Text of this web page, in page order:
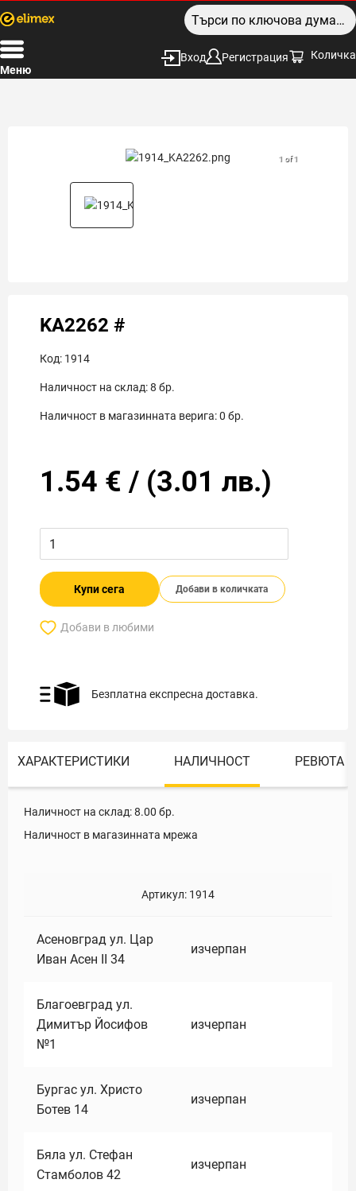
Меню
Вход Регистрация Количка
1 of 1
KA2262 #
Код: 1914
Наличност на склад:8 бр.
Наличност в магазинната верига:0 бр.
1.54 € / (3.01 лв.)
Купи сега Добави в количката
Добави в любими
Безплатна експресна доставка.
ХАРАКТЕРИСТИКИ НАЛИЧНОСТ РЕВЮТА
Наличност на склад:8.00 бр.
Наличност в магазинната мрежа
Артикул: 1914
Асеновград ул. Цар
Иван Асен II 34
изчерпан
Благоевград ул.
Димитър Йосифов
№1
изчерпан
Бургас ул. Христо
Ботев 14
изчерпан
Бяла ул. Стефан
Стамболов 42
изчерпан